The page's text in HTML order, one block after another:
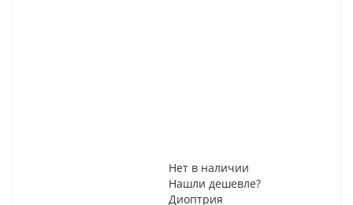
Нет в наличии
Нашли дешевле?
Диоптрия